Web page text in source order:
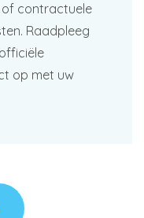
contractuele
Raadpleeg
op met uw